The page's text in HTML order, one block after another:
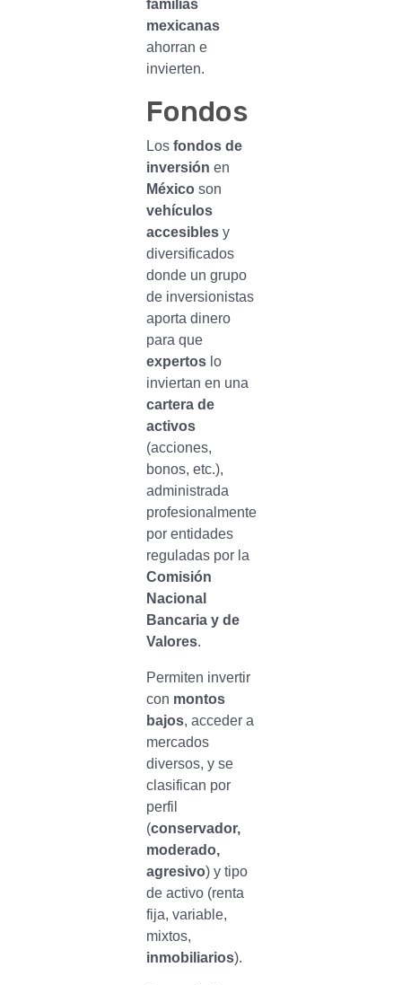
familias
mexicanas
ahorran e
invierten.
Fondos
Los fondos de
inversión en
Méxicoson
vehículos
accesiblesy
diversificados
donde un grupo
de inversionistas
aporta dinero
para que
expertos lo
inviertan en una
cartera de
activos
(acciones,
bonos, etc.),
administrada
profesionalmente
por entidades
reguladas por la
Comisión
Nacional
Bancaria y de
Valores.
Permiten invertir
con montos
bajos, acceder a
mercados
diversos, y se
clasifican por
perfil
(conservador,
moderado,
agresivo) y tipo
de activo (renta
fija, variable,
mixtos,
inmobiliarios).